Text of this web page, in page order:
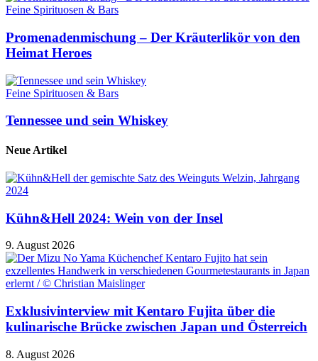
Feine Spirituosen & Bars
Promenadenmischung – Der Kräuterlikör von den
Heimat Heroes
Feine Spirituosen & Bars
Tennessee und sein Whiskey
Neue Artikel
Kühn&Hell 2024: Wein von der Insel
9. August 2026
Exklusivinterview mit Kentaro Fujita über die
kulinarische Brücke zwischen Japan und Österreich
8. August 2026